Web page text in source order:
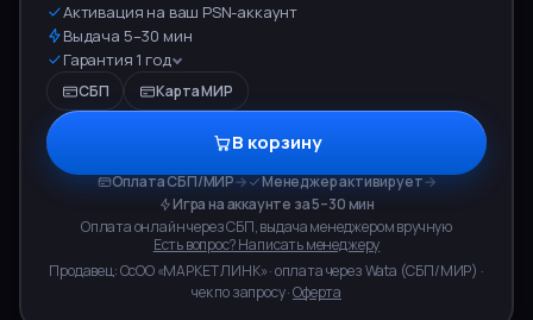
Активация на ваш PSN-аккаунт
Выдача 5–30 мин
Гарантия 1 год
СБП Карта МИР
В корзину
Оплата СБП/МИР→ Менеджер активирует→
Игра на аккаунте за 5–30 мин
Оплата онлайн через СБП, выдача менеджером вручную
Есть вопрос? Написать менеджеру
Продавец:ОсОО «МАРКЕТ ЛИНК»· оплата черезWata (СБП/МИР) ·
чек по запросу ·Оферта